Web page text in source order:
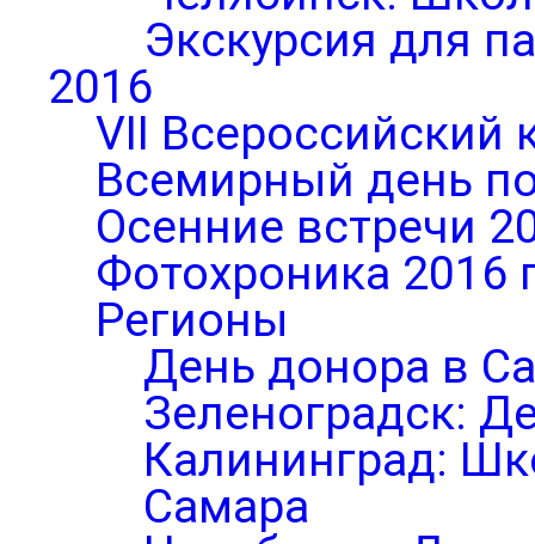
Экскурсия для
2016
VII Всероссийский
Всемирный день
Осенние встречи
Фотохроника 2016
Регионы
День донора в
Зеленоградск:
Калининград:
Самара